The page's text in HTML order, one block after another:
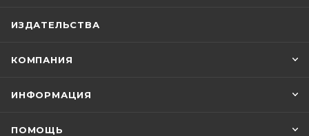
ИЗДАТЕЛЬСТВА
КОМПАНИЯ
ИНФОРМАЦИЯ
ПОМОЩЬ